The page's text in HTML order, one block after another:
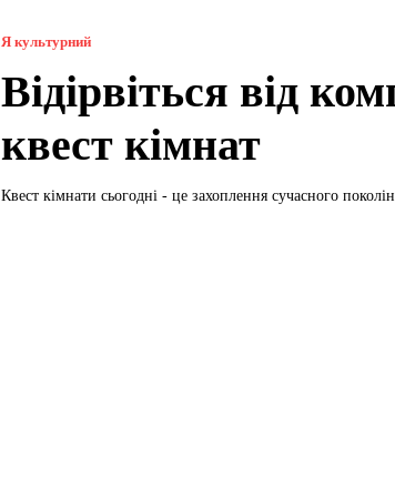
Я культурний
Відірвіться від
квест кімнат
Квест кімнати сьогодні - це захоплення сучасного